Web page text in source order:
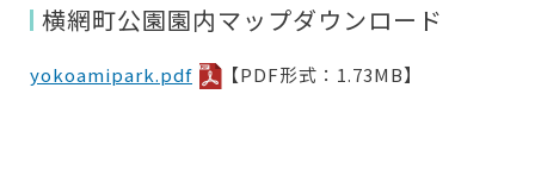
横網町公園園内マップダウンロード
yokoamipark.pdf 【PDF形式：1.73MB】